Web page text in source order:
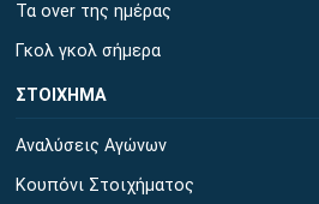
Τα over της ημέρας
Γκολ γκολ σήμερα
ΣΤΟΙΧΗΜΑ
Αναλύσεις Αγώνων
Κουπόνι Στοιχήματος